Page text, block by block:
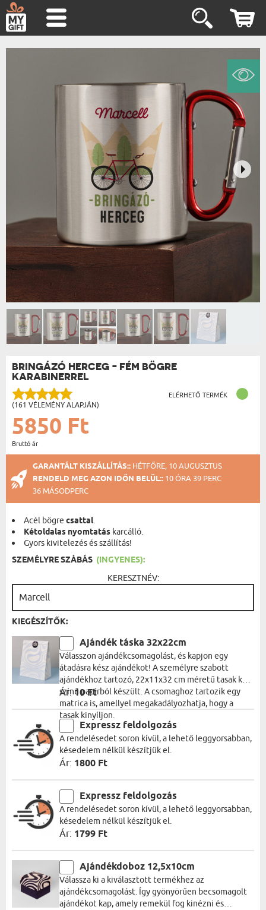
BRINGÁZÓ HERCEG - FÉM BÖGRE
KARABINERREL
(161 VÉLEMÉNY ALAPJÁN)
ELÉRHETŐ TERMÉK
5850 Ft
Bruttó ár
GARANTÁLT KISZÁLLÍTÁS:: HÉTFŐRE, 10 AUGUSZTUS
RENDELD MEG AZON IDŐN BELÜL:: 10 ÓRA 39 PERC
36 MÁSODPERC
Acél bögrecsattal.
Kétoldalas nyomtatás karcálló.
Gyors kivitelezés és szállítás!
SZEMÉLYRE SZÁBÁS (INGYENES):
KERESZTNÉV:
KIEGÉSZÍTŐK:
Ajándék táska 32x22cm
Válasszon ajándékcsomagolást, és kapjon egy
átadásra kész ajándékot! A személyre szabott
ajándékhoz tartozó, 22x11x32 cm méretű tasak kék
színű papírból készült. A csomaghoz tartozik egy
matrica is, amellyel megakadályozhatja, hogy a
tasak kinyíljon.
Ár:10 Ft
Expressz feldolgozás
A rendelésedet soron kívül, a lehető leggyorsabban,
késedelem nélkül készítjük el.
Ár: 1800 Ft
Expressz feldolgozás
A rendelésedet soron kívül, a lehető leggyorsabban,
késedelem nélkül készítjük el.
Ár: 1799 Ft
Ajándékdoboz 12,5x10cm
Válassza ki a kiválasztott termékhez az
ajándékcsomagolást. Így gyönyörűen becsomagolt
ajándékot kap, amely remekül fog kinézni és